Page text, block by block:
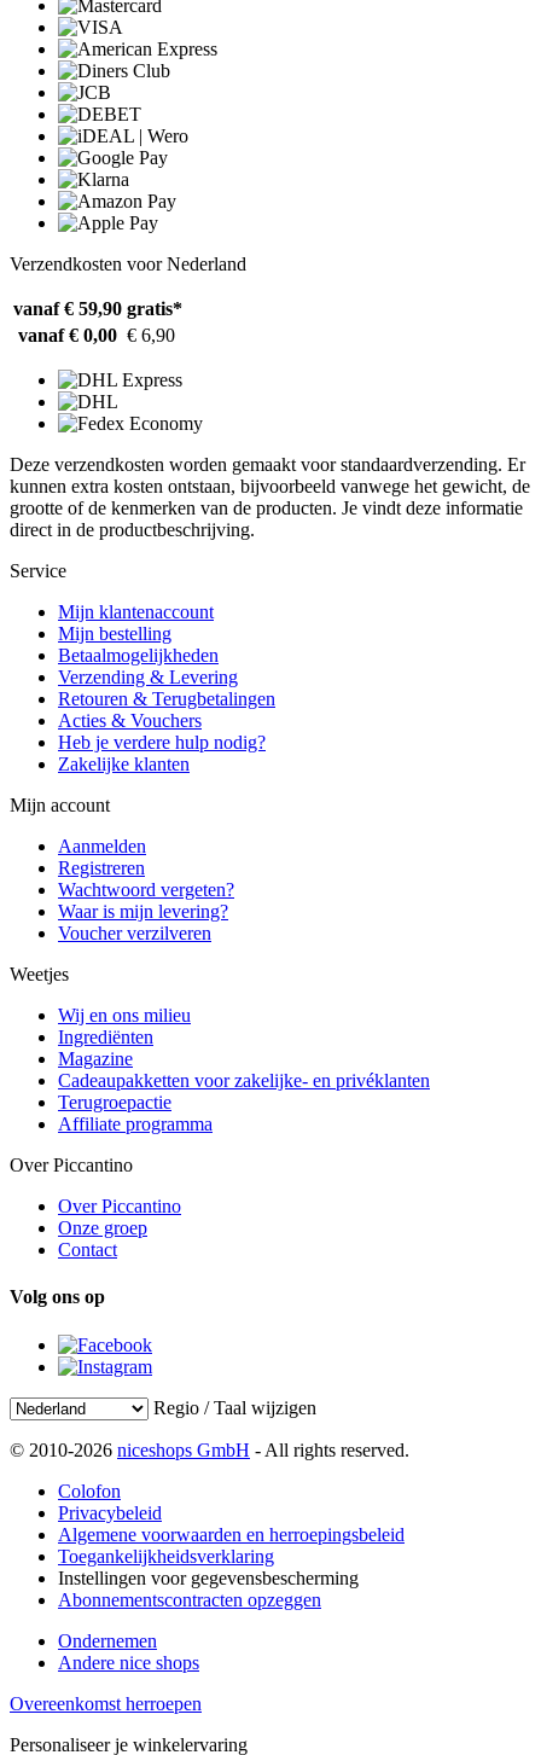
Verzendkosten voor Nederland
vanaf € 59,90 gratis*
vanaf € 0,00 € 6,90
Deze verzendkosten worden gemaakt voor standaardverzending. Er
kunnen extra kosten ontstaan, bijvoorbeeld vanwege het gewicht, de
grootte of de kenmerken van de producten. Je vindt deze informatie
direct in de productbeschrijving.
Service
Mijn klantenaccount
Mijn bestelling
Betaalmogelijkheden
Verzending & Levering
Retouren & Terugbetalingen
Acties & Vouchers
Heb je verdere hulp nodig?
Zakelijke klanten
Mijn account
Aanmelden
Registreren
Wachtwoord vergeten?
Waar is mijn levering?
Voucher verzilveren
Weetjes
Wij en ons milieu
Ingrediënten
Magazine
Cadeaupakketten voor zakelijke- en privéklanten
Terugroepactie
Affiliate programma
Over Piccantino
Over Piccantino
Onze groep
Contact
Volg ons op
Regio / Taal wijzigen
© 2010-2026 niceshops GmbH - All rights reserved.
Colofon
Privacybeleid
Algemene voorwaarden en herroepingsbeleid
Toegankelijkheidsverklaring
Instellingen voor gegevensbescherming
Abonnementscontracten opzeggen
Ondernemen
Andere nice shops
Overeenkomst herroepen
Personaliseer je winkelervaring